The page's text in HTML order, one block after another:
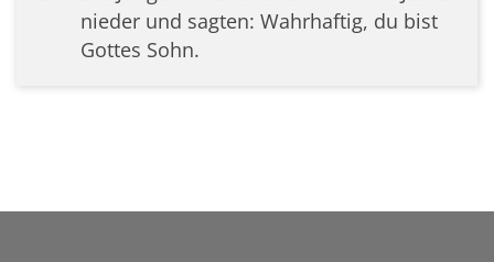
nieder und sagten: Wahrhaftig, du bist
Gottes Sohn.